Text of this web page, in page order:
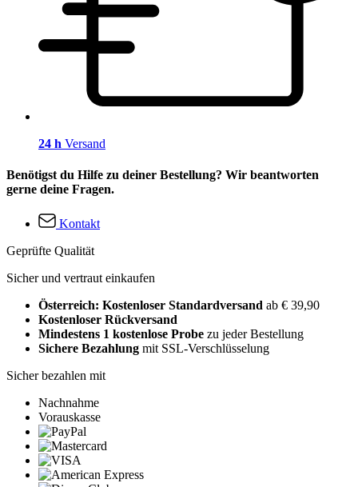
24 h Versand
Benötigst du Hilfe zu deiner Bestellung? Wir beantworten
gerne deine Fragen.
Kontakt
Geprüfte Qualität
Sicher und vertraut einkaufen
Österreich: Kostenloser Standardversand ab € 39,90
Kostenloser Rückversand
Mindestens 1 kostenlose Probe zu jeder Bestellung
Sichere Bezahlung mit SSL-Verschlüsselung
Sicher bezahlen mit
Nachnahme
Vorauskasse